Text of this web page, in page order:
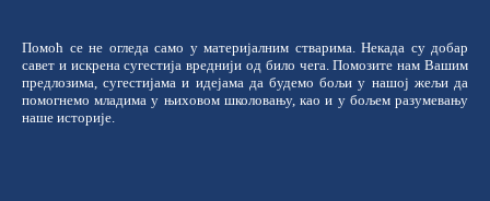
Помоћ се не огледа само у материјалним стварима. Некада су добар
савет и искрена сугестија вреднији од било чега. Помозите нам Вашим
предлозима, сугестијама и идејама да будемо бољи у нашој жељи да
помогнемо младима у њиховом школовању, као и у бољем разумевању
наше историје.